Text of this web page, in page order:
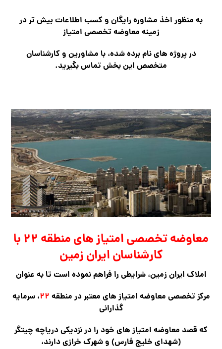
به منظور اخذ مشاوره رایگان و کسب اطلاعات بیش تر در
زمینه معاوضه تخصصی امتیاز
در پروژه های نام برده شده، با مشاورین و کارشناسان
متخصص این بخش تماس بگیرید.
معاوضه تخصصی امتیاز های منطقه ۲۲ با
کارشناسان ایران زمین
املاک ایران زمین، شرایطی را فراهم نموده است تا به عنوان
مرکز تخصصی معاوضه امتیاز های معتبر در منطقه ۲۲، سرمایه
گذارانی
که قصد معاوضه امتیاز های خود را در نزدیکی دریاچه چیتگر
(شهدای خلیج فارس) و شهرک خرازی دارند،